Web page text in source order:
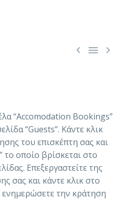
  
“Accomodation Bookings”
“Guests”. Κάντε κλικ
του επισκέπτη σας και
το οποίο βρίσκεται στο
Επεξεργαστείτε της
σας και κάντε κλικ στο
την κράτηση